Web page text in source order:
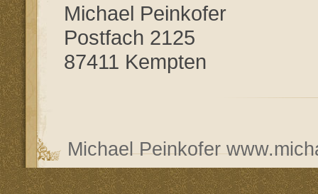
Michael Peinkofer
Postfach 2125
87411 Kempten
Michael Peinkofer